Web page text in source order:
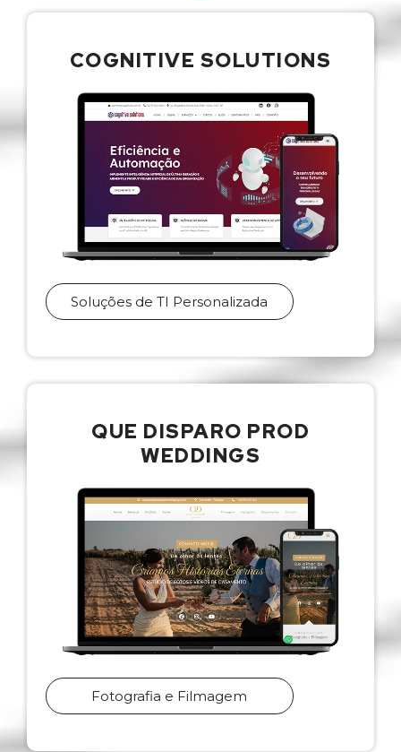
COGNITIVE SOLUTIONS
Soluções de TI Personalizada
QUE DISPARO PROD
WEDDINGS
Fotografia e Filmagem